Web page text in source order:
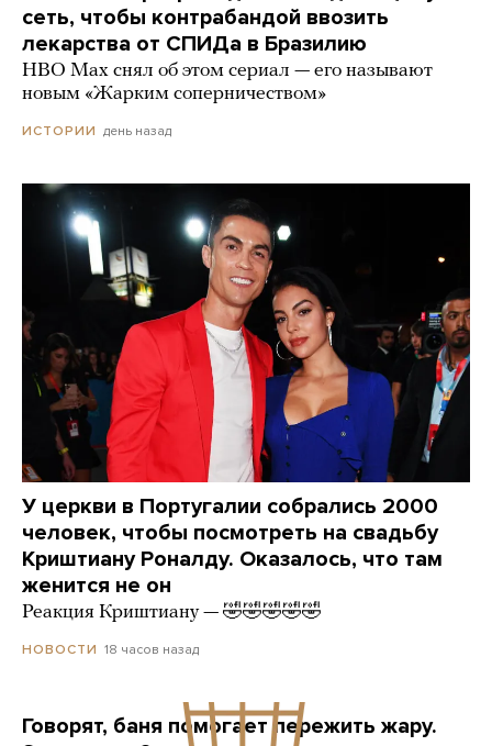
сеть, чтобы контрабандой ввозить
лекарства от СПИДа в Бразилию
HBO Max снял об этом сериал — его называют
новым «Жарким соперничеством»
ИСТОРИИ день назад
У церкви в Португалии собрались 2000
человек, чтобы посмотреть на свадьбу
Криштиану Роналду. Оказалось, что там
женится не он
Реакция Криштиану — 🤣🤣🤣🤣🤣
НОВОСТИ 18 часов назад
Говорят, баня помогает пережить жару.